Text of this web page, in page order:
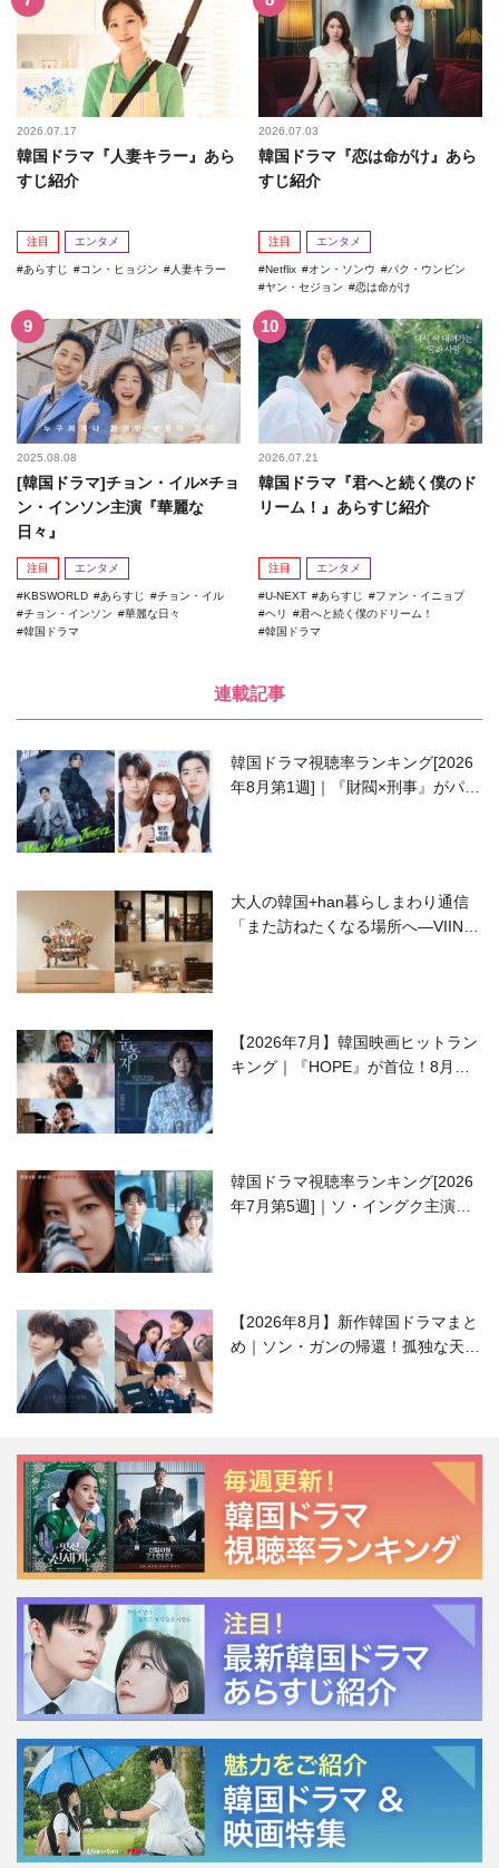
2026.07.17
韓国ドラマ『人妻キラー』あら
すじ紹介
注目 エンタメ
あらすじ コン・ヒョジン 人妻キラー
2026.07.03
韓国ドラマ『恋は命がけ』あら
すじ紹介
注目 エンタメ
Netflix オン・ソンウ
パク・ウンビン
ヤン・セジョン
恋は命がけ
2025.08.08
[韓国ドラマ]チョン・イル×チョ
ン・インソン主演『華麗な
日々』
注目 エンタメ
KBSWORLD あらすじ
チョン・イル
チョン・インソン
華麗な日々
韓国ドラマ
2026.07.21
韓国ドラマ『君へと続く僕のド
リーム！』あらすじ紹介
注目 エンタメ
U-NEXT あらすじ
ファン・イニョプ
ヘリ
君へと続く僕のドリーム！
韓国ドラマ
連載記事
韓国ドラマ視聴率ランキング[2026
年8月第1週]｜『財閥×刑事』がパワ
大人の韓国+han暮らしまわり通信
「また訪ねたくなる場所へ―VIIN C
【2026年7月】韓国映画ヒットラン
キング｜『HOPE』が首位！8月公
韓国ドラマ視聴率ランキング[2026
年7月第5週]｜ソ・イングク主演の
【2026年8月】新作韓国ドラマまと
め｜ソン・ガンの帰還！孤独な天才